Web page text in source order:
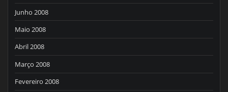
Junho 2008
Maio 2008
Abril 2008
Março 2008
Fevereiro 2008